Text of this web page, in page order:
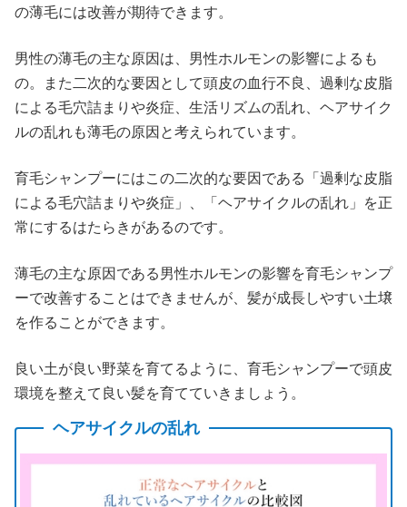
の薄毛には改善が期待できます。
男性の薄毛の主な原因は、男性ホルモンの影響によるも
の。また二次的な要因として頭皮の血行不良、過剰な皮脂
による毛穴詰まりや炎症、生活リズムの乱れ、ヘアサイク
ルの乱れも薄毛の原因と考えられています。
育毛シャンプーにはこの二次的な要因である「過剰な皮脂
による毛穴詰まりや炎症」、「ヘアサイクルの乱れ」を正
常にするはたらきがあるのです。
薄毛の主な原因である男性ホルモンの影響を育毛シャンプ
ーで改善することはできませんが、髪が成長しやすい土壌
を作ることができます。
良い土が良い野菜を育てるように、育毛シャンプーで頭皮
環境を整えて良い髪を育てていきましょう。
ヘアサイクルの乱れ